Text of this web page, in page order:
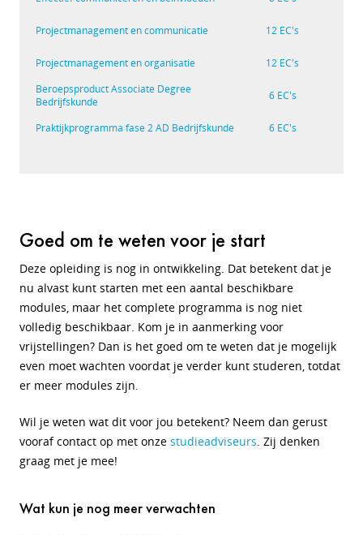
Projectmanagement en communicatie 12 EC's
Projectmanagement en organisatie
12 EC's
Beroepsproduct Associate Degree
Bedrijfskunde
6 EC's
Praktijkprogramma fase 2 AD Bedrijfskunde 6 EC's
Goed om te weten voor je start
Deze opleiding is nog in ontwikkeling. Dat betekent dat je
nu alvast kunt starten met een aantal beschikbare
modules, maar het complete programma is nog niet
volledig beschikbaar. Kom je in aanmerking voor
vrijstellingen? Dan is het goed om te weten dat je mogelijk
even moet wachten voordat je verder kunt studeren, totdat
er meer modules zijn.
Wil je weten wat dit voor jou betekent? Neem dan gerust
vooraf contact op met onze studieadviseurs. Zij denken
graag met je mee!
Wat kun je nog meer verwachten